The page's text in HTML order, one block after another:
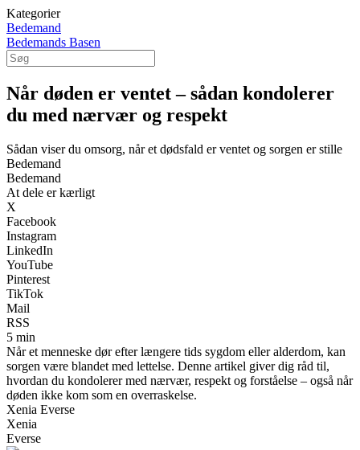
Kategorier
Bedemand
Bedemands Basen
Når døden er ventet – sådan kondolerer
du med nærvær og respekt
Sådan viser du omsorg, når et dødsfald er ventet og sorgen er stille
Bedemand
Bedemand
At dele er kærligt
X
Facebook
Instagram
LinkedIn
YouTube
Pinterest
TikTok
Mail
RSS
5 min
Når et menneske dør efter længere tids sygdom eller alderdom, kan
sorgen være blandet med lettelse. Denne artikel giver dig råd til,
hvordan du kondolerer med nærvær, respekt og forståelse – også når
døden ikke kom som en overraskelse.
Xenia Everse
Xenia
Everse